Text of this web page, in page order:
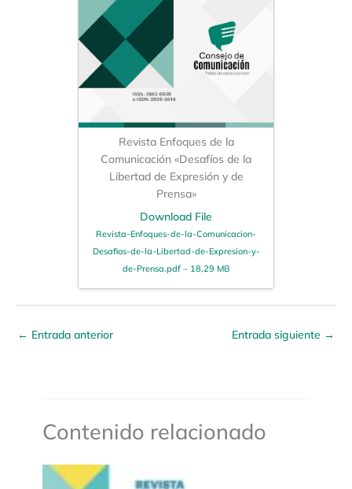
Revista Enfoques de la
Comunicación «Desafíos de la
Libertad de Expresión y de
Prensa»
Download File
Revista-Enfoques-de-la-Comunicacion-
Desafios-de-la-Libertad-de-Expresion-y-
de-Prensa.pdf – 18,29 MB
← Entrada anterior Entrada siguiente →
Contenido relacionado